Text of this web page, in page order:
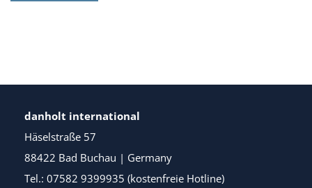
danholt international
Häselstraße 57
88422 Bad Buchau | Germany
Tel.: 07582 9399935 (kostenfreie Hotline)